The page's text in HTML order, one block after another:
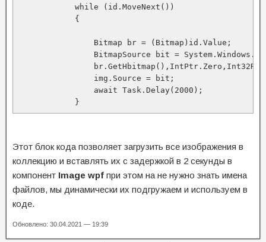
            while (id.MoveNext())
            {
                Bitmap br = (Bitmap)id.Value;
BitmapSource bit =
                img.Source = bit;
                await Task.Delay(2000);
            }
Этот блок кода позволяет загрузить все изображения в
коллекцию и вставлять их с задержкой в 2 секунды в
компонент Image wpf при этом на не нужно знать имена
файлов, мы динамически их подгружаем и используем в
коде.
Обновлено: 30.04.2021 — 19:39